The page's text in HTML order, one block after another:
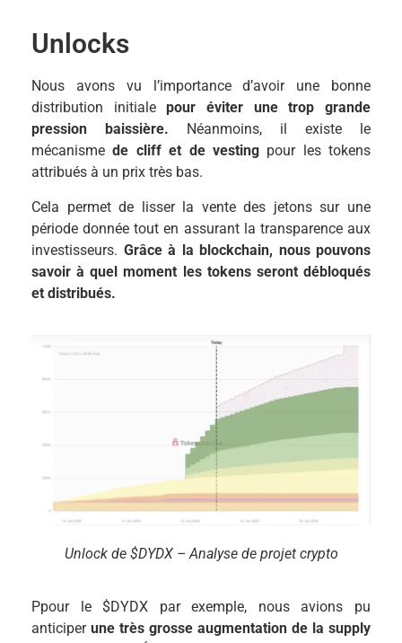
Unlocks
Nous avons vu l’importance d’avoir une bonne
distribution initialepour éviter une trop grande
pression baissière. Néanmoins, il existe le
mécanismede cliff et de vestingpour les tokens
attribués à un prix très bas.
Cela permet de lisser la vente des jetons sur une
période donnée tout en assurant la transparence aux
investisseurs. Grâce à la blockchain, nous pouvons
savoir à quel moment les tokens seront débloqués
et distribués.
Unlock de $DYDX – Analyse de projet crypto
Ppour le $DYDX par exemple, nous avions pu
anticiper une très grosse augmentation de la supply